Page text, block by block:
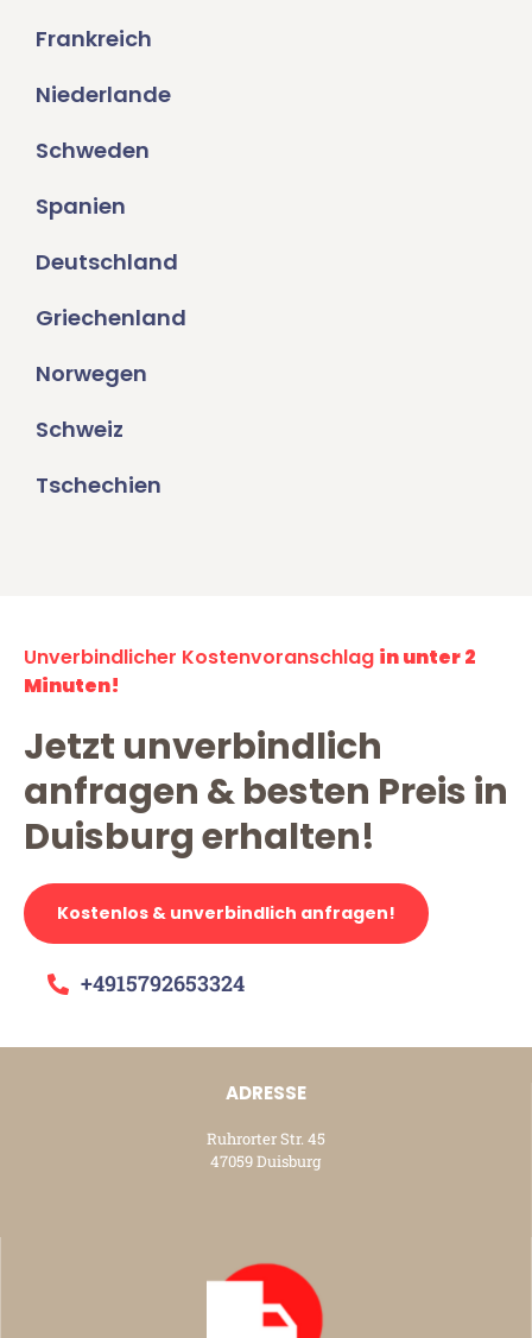
Frankreich
Niederlande
Schweden
Spanien
Deutschland
Griechenland
Norwegen
Schweiz
Tschechien
Unverbindlicher Kostenvoranschlag in unter 2
Minuten!
Jetzt unverbindlich
anfragen & besten Preis in
Duisburg erhalten!
Kostenlos & unverbindlich anfragen!
+4915792653324
ADRESSE
Ruhrorter Str. 45
47059 Duisburg